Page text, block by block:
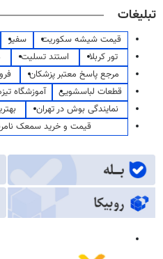
تبلیغات
قیمت شیشه سکوریت سفیر
تور کربلا
استند تسلیت
مرجع پاسخ معتبر پزشکان
قطعات لباسشویی
آموزشگاه
نمایندگی بوش در تهران
قیمت و خرید سمعک